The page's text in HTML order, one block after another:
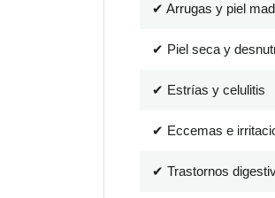
✔ Arrugas y piel
✔ Piel seca y
✔ Estrías y celulitis
✔ Eccemas e
✔ Trastornos